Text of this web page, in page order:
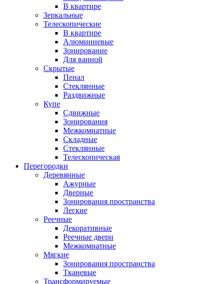
В квартире
Зеркальные
Телескопические
В квартире
Алюминиевые
Зонирование
Для ванной
Скрытые
Пенал
Стеклянные
Раздвижные
Купе
Сдвижные
Зонирования
Межкомнатные
Складные
Стеклянные
Телескопическая
Перегородки
Деревянные
Ажурные
Дверные
Зонирования пространства
Легкие
Реечные
Декоративные
Реечные двери
Межкомнатные
Мягкие
Зонирования пространства
Тканевые
Трансформируемые